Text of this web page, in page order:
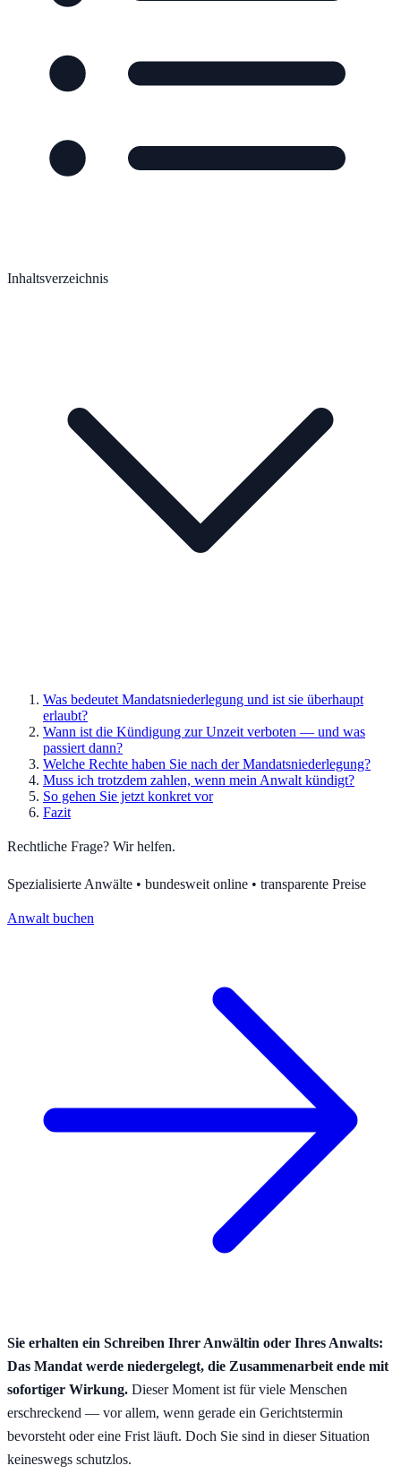
Inhaltsverzeichnis
Was bedeutet Mandatsniederlegung und ist sie überhaupt
erlaubt?
Wann ist die Kündigung zur Unzeit verboten — und was
passiert dann?
Welche Rechte haben Sie nach der Mandatsniederlegung?
Muss ich trotzdem zahlen, wenn mein Anwalt kündigt?
So gehen Sie jetzt konkret vor
Fazit
Rechtliche Frage? Wir helfen.
Spezialisierte Anwälte • bundesweit online • transparente Preise
Anwalt buchen
Sie erhalten ein Schreiben Ihrer Anwältin oder Ihres Anwalts:
Das Mandat werde niedergelegt, die Zusammenarbeit ende mit
sofortiger Wirkung. Dieser Moment ist für viele Menschen
erschreckend — vor allem, wenn gerade ein Gerichtstermin
bevorsteht oder eine Frist läuft. Doch Sie sind in dieser Situation
keineswegs schutzlos.